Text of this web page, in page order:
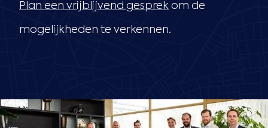
Plan een vrijblijvend gesprek om de
mogelijkheden te verkennen.